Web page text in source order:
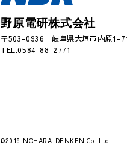
野原電研株式会社
〒503-0936 岐阜県大垣市内原1-
TEL.0584-88-2771
©2019 NOHARA-DENKEN Co.,Ltd